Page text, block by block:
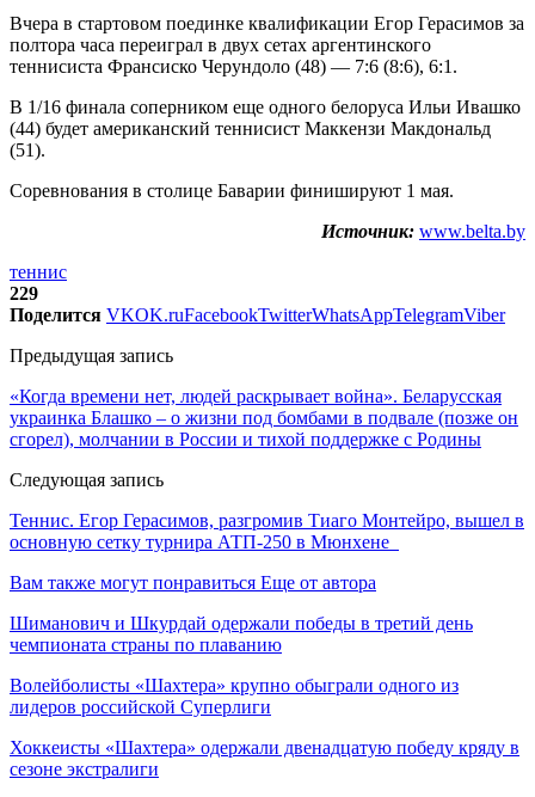
Вчера в стартовом поединке квалификации Егор Герасимов за
полтора часа переиграл в двух сетах аргентинского
теннисиста Франсиско Черундоло (48) — 7:6 (8:6), 6:1.
В 1/16 финала соперником еще одного белоруса Ильи Ивашко
(44) будет американский теннисист Маккензи Макдональд
(51).
Соревнования в столице Баварии финишируют 1 мая.
Источник: www.belta.by
теннис
229
Поделится VKOK.ruFacebookTwitterWhatsAppTelegramViber
Предыдущая запись
«Когда времени нет, людей раскрывает война». Беларусская
украинка Блашко – о жизни под бомбами в подвале (позже он
сгорел), молчании в России и тихой поддержке с Родины
Следующая запись
Теннис. Егор Герасимов, разгромив Тиаго Монтейро, вышел в
основную сетку турнира АТП-250 в Мюнхене
Вам также могут понравиться Еще от автора
Шиманович и Шкурдай одержали победы в третий день
чемпионата страны по плаванию
Волейболисты «Шахтера» крупно обыграли одного из
лидеров российской Суперлиги
Хоккеисты «Шахтера» одержали двенадцатую победу кряду в
сезоне экстралиги